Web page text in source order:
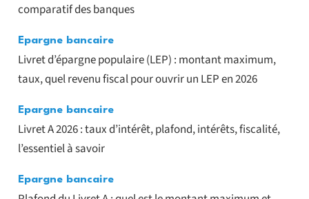
comparatif des banques
Epargne bancaire
Livret d’épargne populaire (LEP) : montant maximum,
taux, quel revenu fiscal pour ouvrir un LEP en 2026
Epargne bancaire
Livret A 2026 : taux d’intérêt, plafond, intérêts, fiscalité,
l’essentiel à savoir
Epargne bancaire